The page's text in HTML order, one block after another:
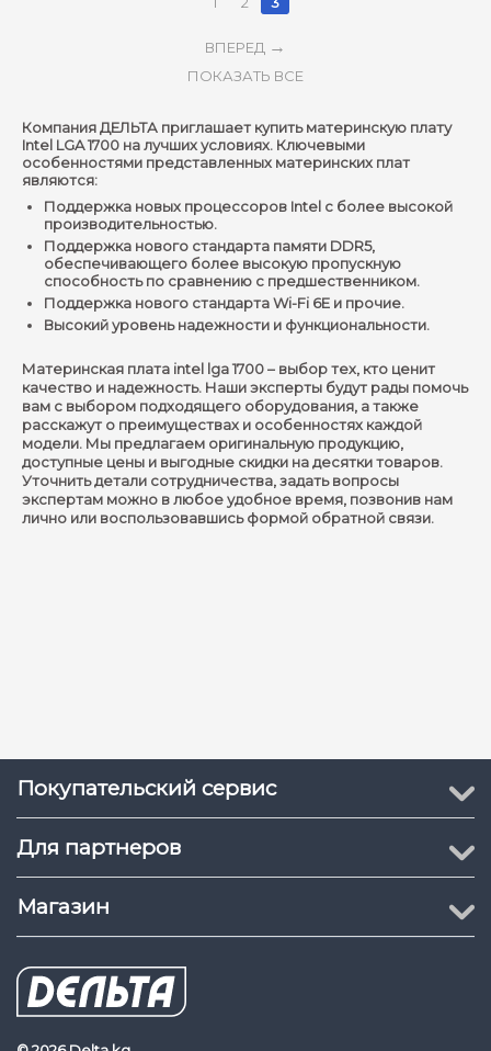
ВПЕРЕД
ПОКАЗАТЬ ВСЕ
Компания ДЕЛЬТА приглашает купить материнскую плату
Intel LGA 1700 на лучших условиях. Ключевыми
особенностями представленных материнских плат
являются:
Поддержка новых процессоров Intel с более высокой
производительностью.
Поддержка нового стандарта памяти DDR5,
обеспечивающего более высокую пропускную
способность по сравнению с предшественником.
Поддержка нового стандарта Wi-Fi 6E и прочие.
Высокий уровень надежности и функциональности.
Материнская плата intel lga 1700 – выбор тех, кто ценит
качество и надежность. Наши эксперты будут рады помочь
вам с выбором подходящего оборудования, а также
расскажут о преимуществах и особенностях каждой
модели. Мы предлагаем оригинальную продукцию,
доступные цены и выгодные скидки на десятки товаров.
Уточнить детали сотрудничества, задать вопросы
экспертам можно в любое удобное время, позвонив нам
лично или воспользовавшись формой обратной связи.
Покупательский сервис
Для партнеров
Магазин